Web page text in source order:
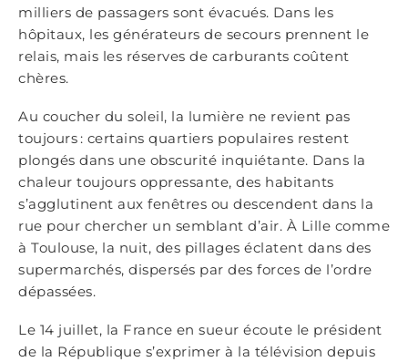
milliers de passagers sont évacués. Dans les
hôpitaux, les générateurs de secours prennent le
relais, mais les réserves de carburants coûtent
chères.
Au coucher du soleil, la lumière ne revient pas
toujours : certains quartiers populaires restent
plongés dans une obscurité inquiétante. Dans la
chaleur toujours oppressante, des habitants
s’agglutinent aux fenêtres ou descendent dans la
rue pour chercher un semblant d’air. À Lille comme
à Toulouse, la nuit, des pillages éclatent dans des
supermarchés, dispersés par des forces de l’ordre
dépassées.
Le 14 juillet, la France en sueur écoute le président
de la République s’exprimer à la télévision depuis